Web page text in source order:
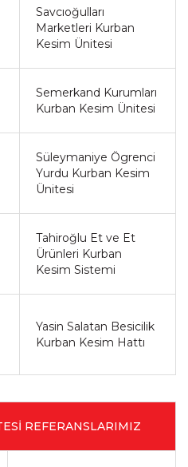
Savcıoğulları
Marketleri Kurban
Kesim Ünitesi
Semerkand Kurumları
Kurban Kesim Ünitesi
Süleymaniye Ögrenci
Yurdu Kurban Kesim
Ünitesi
Tahiroğlu Et ve Et
Ürünleri Kurban
Kesim Sistemi
Yasin Salatan Besicilik
Kurban Kesim Hattı
REFERANSLARIMIZ